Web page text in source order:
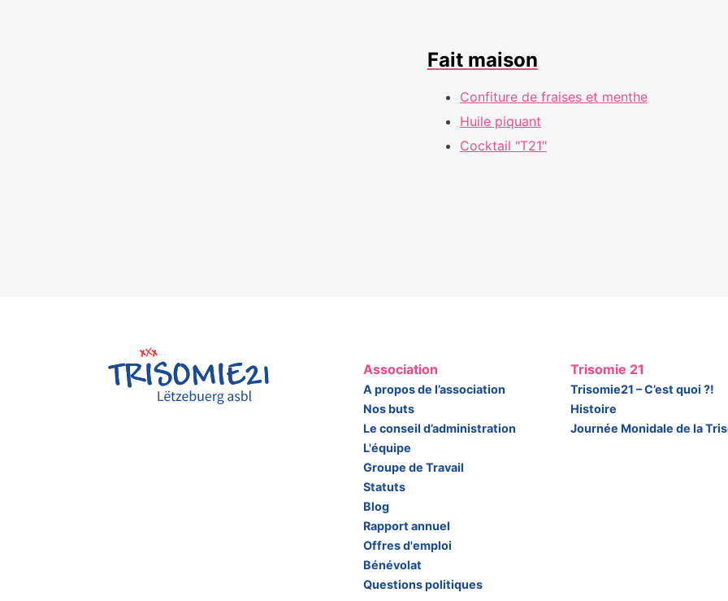
Fait maison
Confiture de fraises et menthe
Huile piquant
Cocktail "T21"
Association
A propos de l’association
Nos buts
Le conseil d’administration
L'équipe
Groupe de Travail
Statuts
Blog
Rapport annuel
Offres d'emploi
Bénévolat
Questions politiques
Trisomie 21
Trisomie21 – C’est quoi ?!
Histoire
Journée Monidale de la